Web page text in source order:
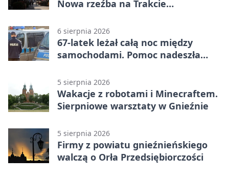
Nowa rzeźba na Trakcie
6 sierpnia 2026
67-latek leżał całą noc między
samochodami. Pomoc nadeszła
5 sierpnia 2026
Wakacje z robotami i Minecraftem.
Sierpniowe warsztaty w Gnieźnie
5 sierpnia 2026
Firmy z powiatu gnieźnieńskiego
walczą o Orła Przedsiębiorczości